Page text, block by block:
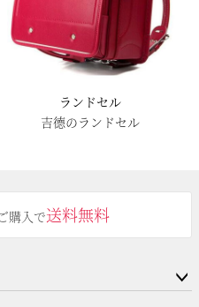
ランドセル
吉德のランドセル
購入で送料無料